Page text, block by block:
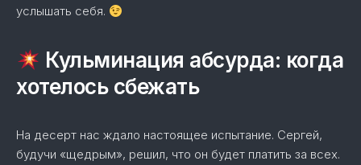
услышать себя.
Кульминация абсурда: когда
хотелось сбежать
На десерт нас ждало настоящее испытание. Сергей,
будучи «щедрым», решил, что он будет платить за всех.